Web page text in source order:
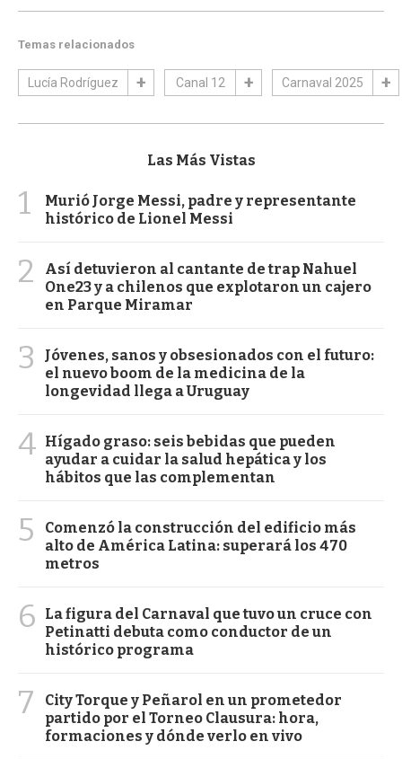
Temas relacionados
Lucía Rodríguez Canal 12 Carnaval 2025
Las Más Vistas
1
Murió Jorge Messi, padre y representante
histórico de Lionel Messi
2
Así detuvieron al cantante de trap Nahuel
One23 y a chilenos que explotaron un cajero
en Parque Miramar
3
Jóvenes, sanos y obsesionados con el futuro:
el nuevo boom de la medicina de la
longevidad llega a Uruguay
4 Hígado graso: seis bebidas que pueden
ayudar a cuidar la salud hepática y los
hábitos que las complementan
5
Comenzó la construcción del edificio más
alto de América Latina: superará los 470
metros
6
La figura del Carnaval que tuvo un cruce con
Petinatti debuta como conductor de un
histórico programa
7
City Torque y Peñarol en un prometedor
partido por el Torneo Clausura: hora,
formaciones y dónde verlo en vivo